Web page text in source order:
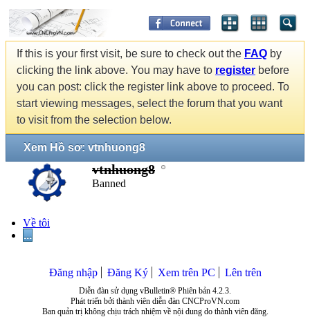
If this is your first visit, be sure to check out the FAQ by
clicking the link above. You may have to register before
you can post: click the register link above to proceed. To
start viewing messages, select the forum that you want
to visit from the selection below.
Xem Hồ sơ: vtnhuong8
vtnhuong8
Banned
Về tôi
...
Đăng nhập Đăng Ký Xem trên PC Lên trên
Diễn đàn sử dụng vBulletin® Phiên bản 4.2.3.
Phát triển bởi thành viên diễn đàn CNCProVN.com
Ban quản trị không chịu trách nhiệm về nội dung do thành viên đăng.